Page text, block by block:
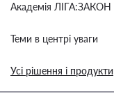
Академія ЛІГА:ЗАКОН
Теми в центрі уваги
Усі рішення і продукти